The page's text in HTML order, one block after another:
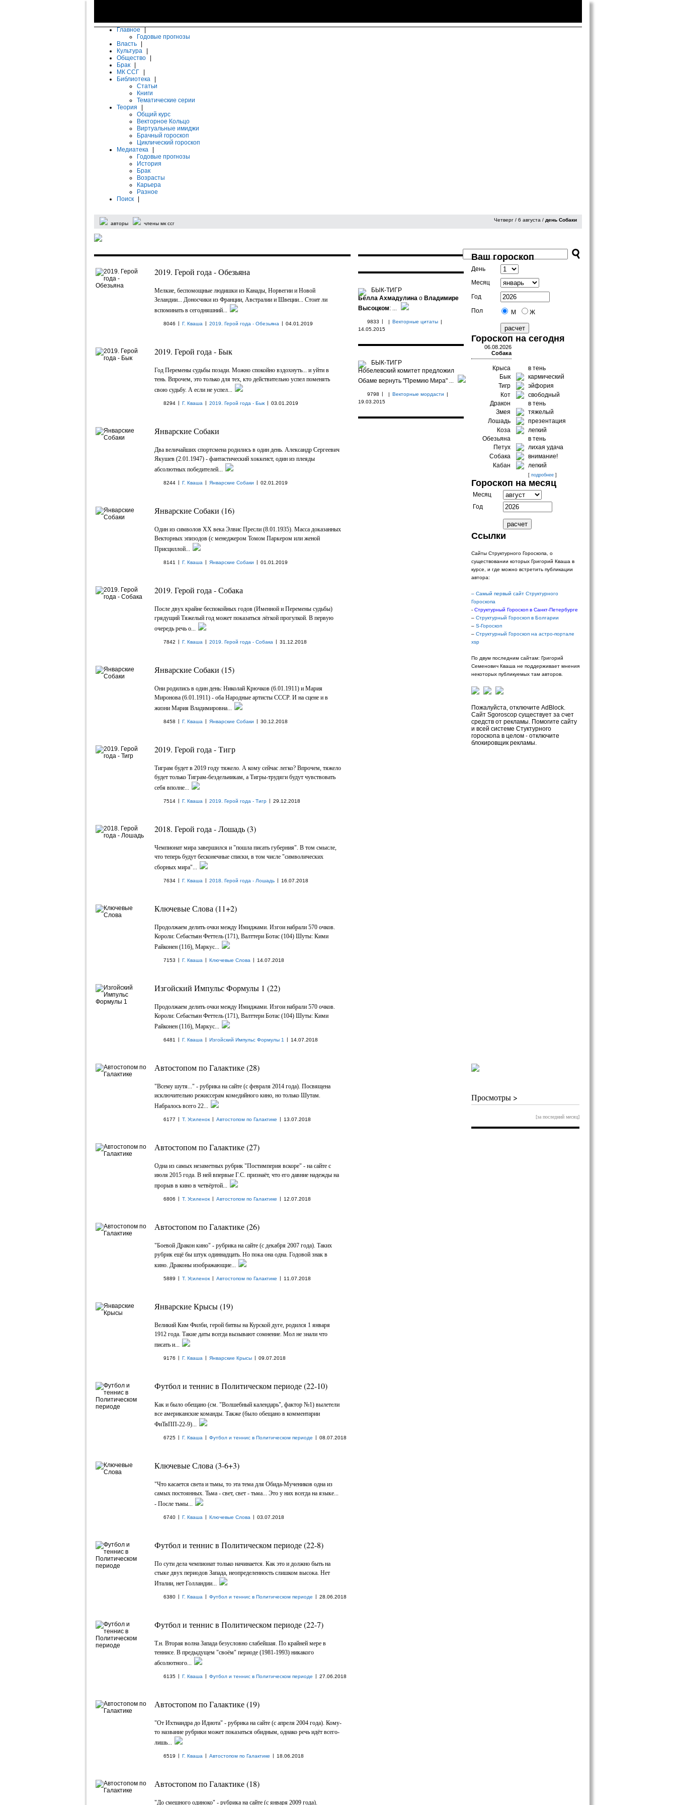
Главное
Годовые прогнозы
Власть
Культура
Общество
Брак
МК ССГ
Библиотека
Статьи
Книги
Тематические серии
Теория
Общий курс
Векторное Кольцо
Виртуальные имиджи
Брачный гороскоп
Циклический гороскоп
Медиатека
Годовые прогнозы
История
Брак
Возрасты
Карьера
Разное
Поиск
авторы члены мк ссг
Четверг / 6 августа / день Собаки
2019. Герой года - Обезьяна
Мелкие, беспомощные людишки из Канады, Норвегии и Новой
Зеландии... Доносчики из Франции, Австралии и Швеции... Стоит ли
вспоминать в сегодняшний...
8046 | Г. Кваша | 2019. Герой года - Обезьяна | 04.01.2019
2019. Герой года - Бык
Год Перемены судьбы позади. Можно спокойно вздохнуть... и уйти в
тень. Впрочем, это только для тех, кто действительно успел поменять
свою судьбу. А если не успел...
8294 | Г. Кваша | 2019. Герой года - Бык | 03.01.2019
Январские Собаки
Два величайших спортсмена родились в один день. Александр Сергеевич
Якушев (2.01.1947) - фантастический хоккеист, один из плеяды
абсолютных победителей...
8244 | Г. Кваша | Январские Собаки | 02.01.2019
Январские Собаки (16)
Один из символов XX века Элвис Пресли (8.01.1935). Масса доказанных
Векторных эпизодов (с менеджером Томом Паркером или женой
Присциллой...
8141 | Г. Кваша | Январские Собаки | 01.01.2019
2019. Герой года - Собака
После двух крайне беспокойных годов (Именной и Перемены судьбы)
грядущий Тяжелый год может показаться лёгкой прогулкой. В первую
очередь речь о...
7842 | Г. Кваша | 2019. Герой года - Собака | 31.12.2018
Январские Собаки (15)
Они родились в один день: Николай Крючков (6.01.1911) и Мария
Миронова (6.01.1911) - оба Народные артисты СССР. И на сцене и в
жизни Мария Владимировна...
8458 | Г. Кваша | Январские Собаки | 30.12.2018
2019. Герой года - Тигр
Тиграм будет в 2019 году тяжело. А кому сейчас легко? Впрочем, тяжело
будет только Тиграм-бездельникам, а Тигры-трудяги будут чувствовать
себя вполне...
7514 | Г. Кваша | 2019. Герой года - Тигр | 29.12.2018
2018. Герой года - Лошадь (3)
Чемпионат мира завершился и "пошла писать губерния". В том смысле,
что теперь будут бесконечные списки, в том числе "символических
сборных мира"...
7634 | Г. Кваша | 2018. Герой года - Лошадь | 16.07.2018
Ключевые Слова (11+2)
Продолжаем делить очки между Имиджами. Изгои набрали 570 очков.
Короли: Себастьян Феттель (171), Валттери Ботас (104) Шуты: Кими
Райконен (116), Маркус...
7153 | Г. Кваша | Ключевые Слова | 14.07.2018
Изгойский Импульс Формулы 1 (22)
Продолжаем делить очки между Имиджами. Изгои набрали 570 очков.
Короли: Себастьян Феттель (171), Валттери Ботас (104) Шуты: Кими
Райконен (116), Маркус...
6481 | Г. Кваша | Изгойский Импульс Формулы 1 | 14.07.2018
Автостопом по Галактике (28)
"Всему шутя..." - рубрика на сайте (с февраля 2014 года). Посвящена
исключительно режиссерам комедийного кино, но только Шутам.
Набралось всего 22...
6177 | Т. Усиленок | Автостопом по Галактике | 13.07.2018
Автостопом по Галактике (27)
Одна из самых незаметных рубрик "Постимперия вскоре" - на сайте с
июля 2015 года. В ней впервые Г.С. признаёт, что его давние надежды на
прорыв в кино в четвёртой...
6806 | Т. Усиленок | Автостопом по Галактике | 12.07.2018
Автостопом по Галактике (26)
"Боевой Дракон кино" - рубрика на сайте (с декабря 2007 года). Таких
рубрик ещё бы штук одиннадцать. Но пока она одна. Годовой знак в
кино. Драконы изображающие...
5889 | Т. Усиленок | Автостопом по Галактике | 11.07.2018
Январские Крысы (19)
Великий Ким Филби, герой битвы на Курской дуге, родился 1 января
1912 года. Такие даты всегда вызывают сомнение. Мол не знали что
писать и...
9176 | Г. Кваша | Январские Крысы | 09.07.2018
Футбол и теннис в Политическом периоде (22-10)
Как и было обещано (см. "Волшебный календарь", фактор №1) вылетели
все американские команды. Также (было обещано в комментарии
ФиТвПП-22-9)...
6725 | Г. Кваша | Футбол и теннис в Политическом периоде | 08.07.2018
Ключевые Слова (3-6+3)
"Что касается света и тьмы, то эта тема для Обида-Мучеников одна из
самых постоянных. Тьма - свет, свет - тьма... Это у них всегда на языке...
- После тьмы...
6740 | Г. Кваша | Ключевые Слова | 03.07.2018
Футбол и теннис в Политическом периоде (22-8)
По сути дела чемпионат только начинается. Как это и должно быть на
стыке двух периодов Запада, неопределенность слишком высока. Нет
Италии, нет Голландии...
6380 | Г. Кваша | Футбол и теннис в Политическом периоде | 28.06.2018
Футбол и теннис в Политическом периоде (22-7)
Т.н. Вторая волна Запада безусловно слабейшая. По крайней мере в
теннисе. В предыдущем "своём" периоде (1981-1993) никакого
абсолютного...
6135 | Г. Кваша | Футбол и теннис в Политическом периоде | 27.06.2018
Автостопом по Галактике (19)
"От Ихтиандра до Идиота" - рубрика на сайте (с апреля 2004 года). Кому-
то название рубрики может показаться обидным, однако речь идёт всего-
лишь...
6519 | Г. Кваша | Автостопом по Галактике | 18.06.2018
Автостопом по Галактике (18)
"До смешного одиноко" - рубрика на сайте (с января 2009 года).
БЫК-ТИГР
Белла Ахмадулина о Владимире
Высоцком: ...
9833 | | Векторные цитаты |
14.05.2015
БЫК-ТИГР
Нобелевский комитет предложил
Обаме вернуть "Премию Мира" ...
9798 | | Векторные мордасти |
19.03.2015
Ваш гороскоп
День
Месяц
Год
Пол
М Ж
Гороскоп на сегодня
06.08.2026
Собака
Крыса
в тень
Бык
кармический
Тигр
эйфория
Кот
свободный
Дракон
в тень
Змея
тяжелый
Лошадь
презентация
Коза
легкий
Обезьяна
в тень
Петух
лихая удача
Собака
внимание!
Кабан
легкий
[ подробнее ]
Гороскоп на месяц
Месяц
Год
Ссылки
Сайты Структурного Гороскопа, о
существовании которых Григорий Кваша в
курсе, и где можно встретить публикации
автора:
– Самый первый сайт Структурного
Гороскопа
- Структурный Гороскоп в Санкт-Петербурге
– Структурный Гороскоп в Болгарии
– S-Гороскоп
– Структурный Гороскоп на астро-портале
xsp
По двум последним сайтам: Григорий
Семенович Кваша не поддерживает мнения
некоторых публикуемых там авторов.
Пожалуйста, отключите AdBlock.
Сайт Sgoroscop существует за счет
средств от рекламы. Помогите сайту
и всей системе Стуктурного
гороскопа в целом - отключите
блокировщик рекламы.
Просмотры >
[за последний месяц]